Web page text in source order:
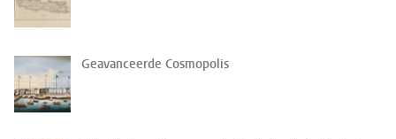
Geavanceerde Cosmopolis